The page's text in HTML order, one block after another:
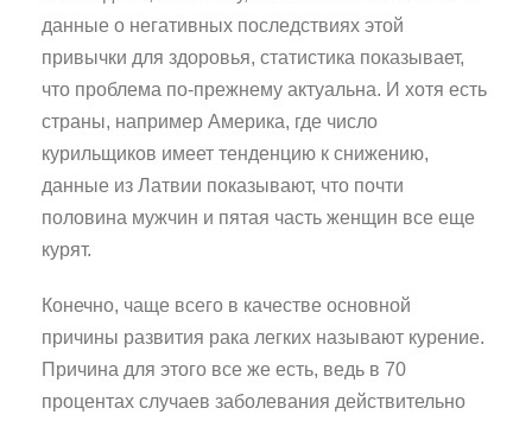
данные о негативных последствиях этой
привычки для здоровья, статистика показывает,
что проблема по-прежнему актуальна. И хотя есть
страны, например Америка, где число
курильщиков имеет тенденцию к снижению,
данные из Латвии показывают, что почти
половина мужчин и пятая часть женщин все еще
курят.
Конечно, чаще всего в качестве основной
причины развития рака легких называют курение.
Причина для этого все же есть, ведь в 70
процентах случаев заболевания действительно